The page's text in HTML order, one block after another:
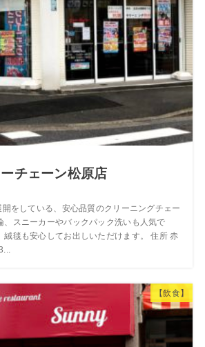
チェーン松原店
をしている、安心品質のクリーニングチェー
、スニーカーやバックパック洗いも人気で
絨毯も安心してお出しいただけます。 住所 赤
【飲食】